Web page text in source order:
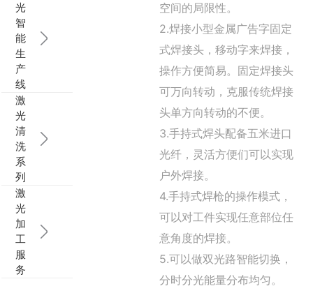
光
智
能
生
产
线
激
光
清
洗
系
列
激
光
加
工
服
务
空间的局限性。
2.焊接小型金属广告字固定
式焊接头，移动字来焊接，
操作方便简易。固定焊接头
可万向转动，克服传统焊接
头单方向转动的不便。
3.手持式焊头配备五米进口
光纤，灵活方便们可以实现
户外焊接。
4.手持式焊枪的操作模式，
可以对工件实现任意部位任
意角度的焊接。
5.可以做双光路智能切换，
分时分光能量分布均匀。